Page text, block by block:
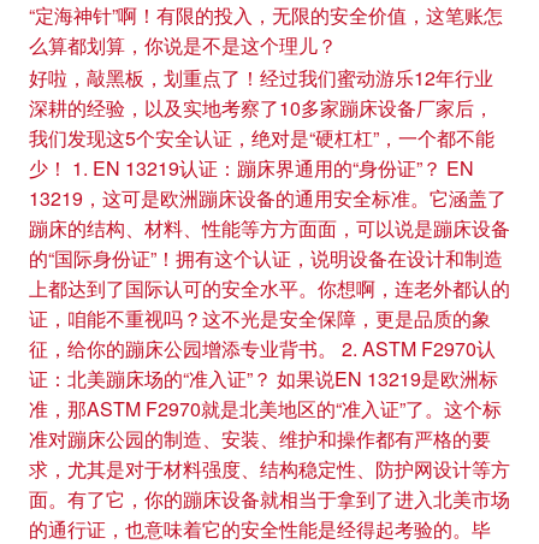
“定海神针”啊！有限的投入，无限的安全价值，这笔账怎
么算都划算，你说是不是这个理儿？
好啦，敲黑板，划重点了！经过我们蜜动游乐12年行业
深耕的经验，以及实地考察了10多家蹦床设备厂家后，
我们发现这5个安全认证，绝对是“硬杠杠”，一个都不能
少！ 1. EN 13219认证：蹦床界通用的“身份证”？ EN
13219，这可是欧洲蹦床设备的通用安全标准。它涵盖了
蹦床的结构、材料、性能等方方面面，可以说是蹦床设备
的“国际身份证”！拥有这个认证，说明设备在设计和制造
上都达到了国际认可的安全水平。你想啊，连老外都认的
证，咱能不重视吗？这不光是安全保障，更是品质的象
征，给你的蹦床公园增添专业背书。 2. ASTM F2970认
证：北美蹦床场的“准入证”？ 如果说EN 13219是欧洲标
准，那ASTM F2970就是北美地区的“准入证”了。这个标
准对蹦床公园的制造、安装、维护和操作都有严格的要
求，尤其是对于材料强度、结构稳定性、防护网设计等方
面。有了它，你的蹦床设备就相当于拿到了进入北美市场
的通行证，也意味着它的安全性能是经得起考验的。毕